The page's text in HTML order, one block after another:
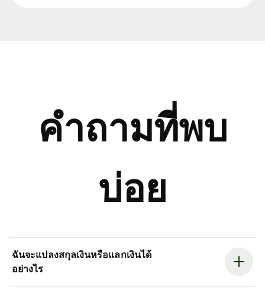
คำถามที่พบ
บ่อย
ฉันจะแปลงสกุลเงินหรือแลกเงินได้
อย่างไร